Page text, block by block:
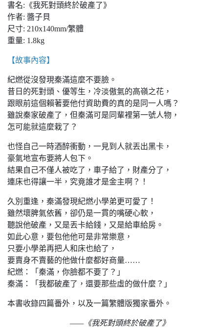
書名:《我死對頭終於破產了》
作者: 醬子貝
尺寸: 210x140mm/繁體
重量: 1.8kg
【故事內容】
紀燃從沒發現秦滿這麼不要臉。
昔日的死對頭、優等生，冷淡傲氣的高嶺之花，
跟眼前這個賴著要他付資助費的真的是同一人嗎？
雖說秦家破產了，但秦滿可是同輩裡第一號人物，
怎可能就這麼栽了？
也怪自己一時酒醉衝動，一見到人就丟出黑卡，
豪氣地宣布要將人包下。
結果自己不僅人被吃了，車子給了，財產分了，
連床也得讓一半，究竟誰才是金主啊？！
久別重逢，秦滿發現紀燃小學弟更可愛了！
雖然壞脾氣依舊，卻仍是一貫的嘴硬心軟，
聽說他破產，又是丟卡給錢，又是給車給房。
如此心意，要包他他可是非常樂意，
只要小學弟再把人和床也給了，
要賣身不賣藝的他做什麼都好商量……
紀燃：「秦滿，你臉都不要了？」
秦滿：「我都破產了，還要那些虛的做什麼？」
本書收錄四篇番外，以及一篇繁體版獨家番外。
——《我死對頭終於破產了》